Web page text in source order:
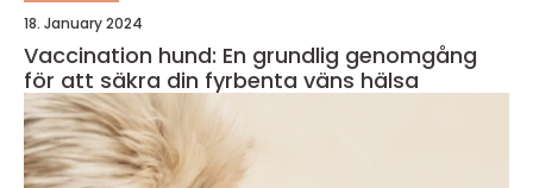
18. January 2024
Vaccination hund: En grundlig genomgång
för att säkra din fyrbenta väns hälsa